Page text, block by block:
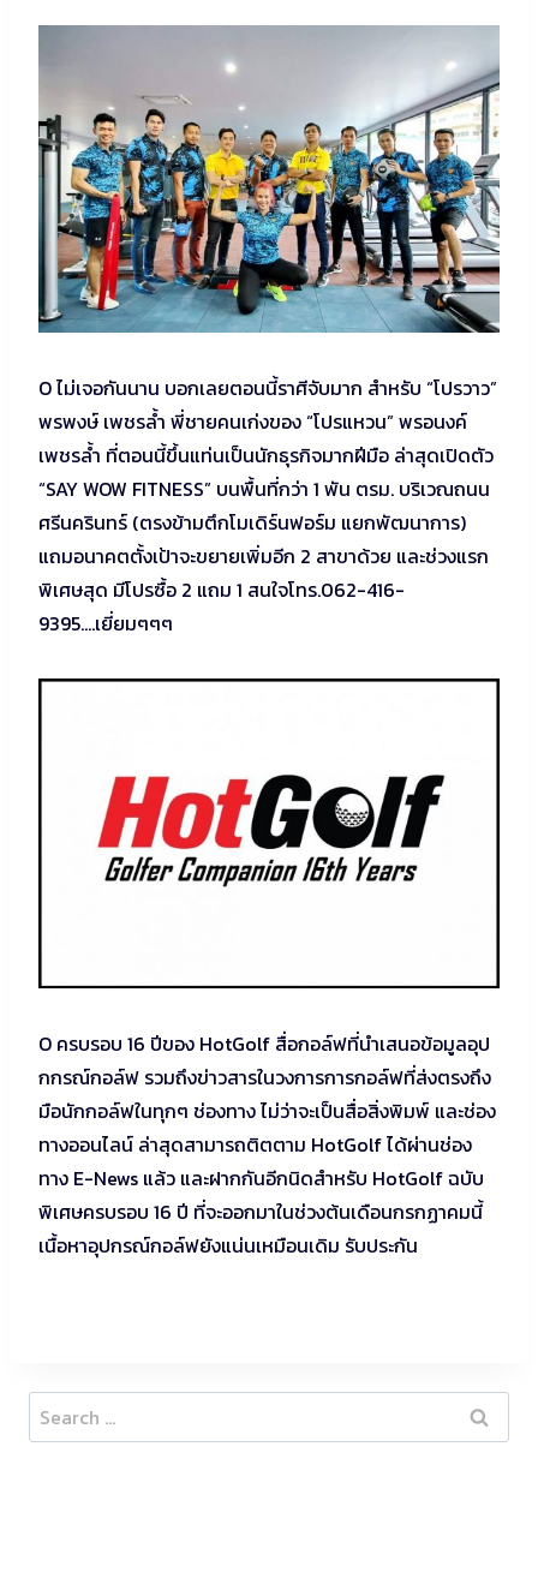
O ไม่เจอกันนาน บอกเลยตอนนี้ราศีจับมาก สำหรับ “โปรวาว”
พรพงษ์ เพชรล้ำ พี่ชายคนเก่งของ “โปรแหวน” พรอนงค์
เพชรล้ำ ที่ตอนนี้ขึ้นแท่นเป็นนักธุรกิจมากฝีมือ ล่าสุดเปิดตัว
“SAY WOW FITNESS” บนพื้นที่กว่า 1 พัน ตรม. บริเวณถนน
ศรีนครินทร์ (ตรงข้ามตึกโมเดิร์นฟอร์ม แยกพัฒนาการ)
แถมอนาคตตั้งเป้าจะขยายเพิ่มอีก 2 สาขาด้วย และช่วงแรก
พิเศษสุด มีโปรซื้อ 2 แถม 1 สนใจโทร.062-416-
9395….เยี่ยมๆๆๆ
O ครบรอบ 16 ปีของ HotGolf สื่อกอล์ฟที่นำเสนอข้อมูลอุป
กกรณ์กอล์ฟ รวมถึงข่าวสารในวงการการกอล์ฟที่ส่งตรงถึง
มือนักกอล์ฟในทุกๆ ช่องทาง ไม่ว่าจะเป็นสื่อสิ่งพิมพ์ และช่อง
ทางออนไลน์ ล่าสุดสามารถติตตาม HotGolf ได้ผ่านช่อง
ทาง E-News แล้ว และฝากกันอีกนิดสำหรับ HotGolf ฉบับ
พิเศษครบรอบ 16 ปี ที่จะออกมาในช่วงต้นเดือนกรกฏาคมนี้
เนื้อหาอุปกรณ์กอล์ฟยังแน่นเหมือนเดิม รับประกัน
Search
for: